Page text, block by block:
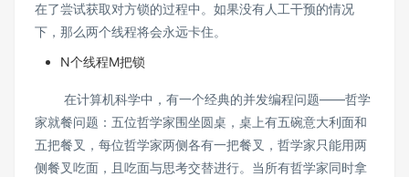
在了尝试获取对方锁的过程中。如果没有人工干预的情况
下，那么两个线程将会永远卡住。
N个线程M把锁
在计算机科学中，有一个经典的并发编程问题——哲学
家就餐问题：五位哲学家围坐圆桌，桌上有五碗意大利面和
五把餐叉，每位哲学家两侧各有一把餐叉，哲学家只能用两
侧餐叉吃面，且吃面与思考交替进行。当所有哲学家同时拿